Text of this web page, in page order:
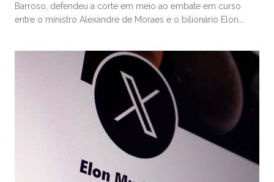
Barroso, defendeu a corte em meio ao embate em curso
entre o ministro Alexandre de Moraes e o bilionário Elon
e o direito à informação, em […]